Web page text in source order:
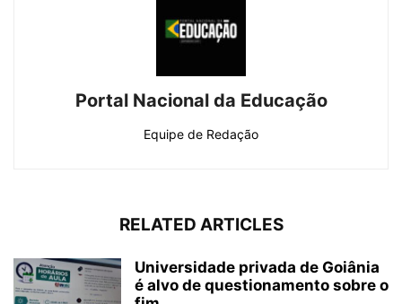
Portal Nacional da Educação
Equipe de Redação
RELATED ARTICLES
Universidade privada de Goiânia
é alvo de questionamento sobre o